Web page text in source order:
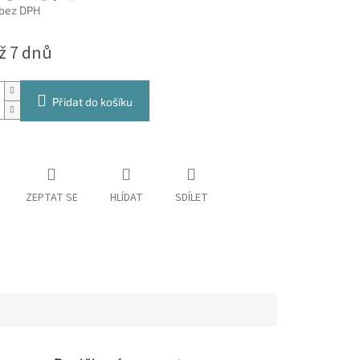
DPH
7 dnů
Přidat do košíku
ZEPTAT SE HLÍDAT SDÍLET